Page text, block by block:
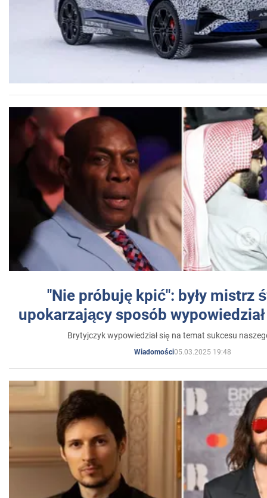
"Nie próbuję kpić": były mistrz
upokarzający sposób
Brytyjczyk wypowiedział się na temat sukcesu
Wiadomości05.03.2025 19:48